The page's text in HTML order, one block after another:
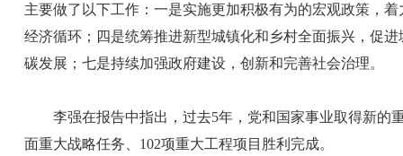
主要做了以下工作：一是实施更加积极有为的宏观政策，
经济循环；四是统筹推进新型城镇化和乡村全面振兴，促
碳发展；七是持续加强政府建设，创新和完善社会治理。
李强在报告中指出，过去5年，党和国家事业取得新的重
面重大战略任务、102项重大工程项目胜利完成。